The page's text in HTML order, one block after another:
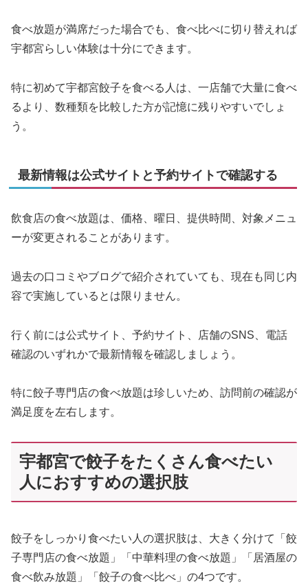
食べ放題が満席だった場合でも、食べ比べに切り替えれば
宇都宮らしい体験は十分にできます。
特に初めて宇都宮餃子を食べる人は、一店舗で大量に食べ
るより、数種類を比較した方が記憶に残りやすいでしょ
う。
最新情報は公式サイトと予約サイトで確認する
飲食店の食べ放題は、価格、曜日、提供時間、対象メニュ
ーが変更されることがあります。
過去の口コミやブログで紹介されていても、現在も同じ内
容で実施しているとは限りません。
行く前には公式サイト、予約サイト、店舗のSNS、電話
確認のいずれかで最新情報を確認しましょう。
特に餃子専門店の食べ放題は珍しいため、訪問前の確認が
満足度を左右します。
宇都宮で餃子をたくさん食べたい
人におすすめの選択肢
餃子をしっかり食べたい人の選択肢は、大きく分けて「餃
子専門店の食べ放題」「中華料理の食べ放題」「居酒屋の
食べ飲み放題」「餃子の食べ比べ」の4つです。